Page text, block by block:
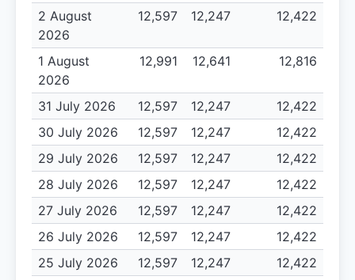
2 August
2026
12,597 12,247 12,422
1 August
2026
12,991 12,641 12,816
31 July 2026 12,597 12,247
12,422
30 July 2026
12,597 12,247
12,422
29 July 2026
12,597 12,247
12,422
28 July 2026
12,597 12,247
12,422
27 July 2026
12,597 12,247
12,422
26 July 2026
12,597 12,247
12,422
25 July 2026
12,597 12,247
12,422